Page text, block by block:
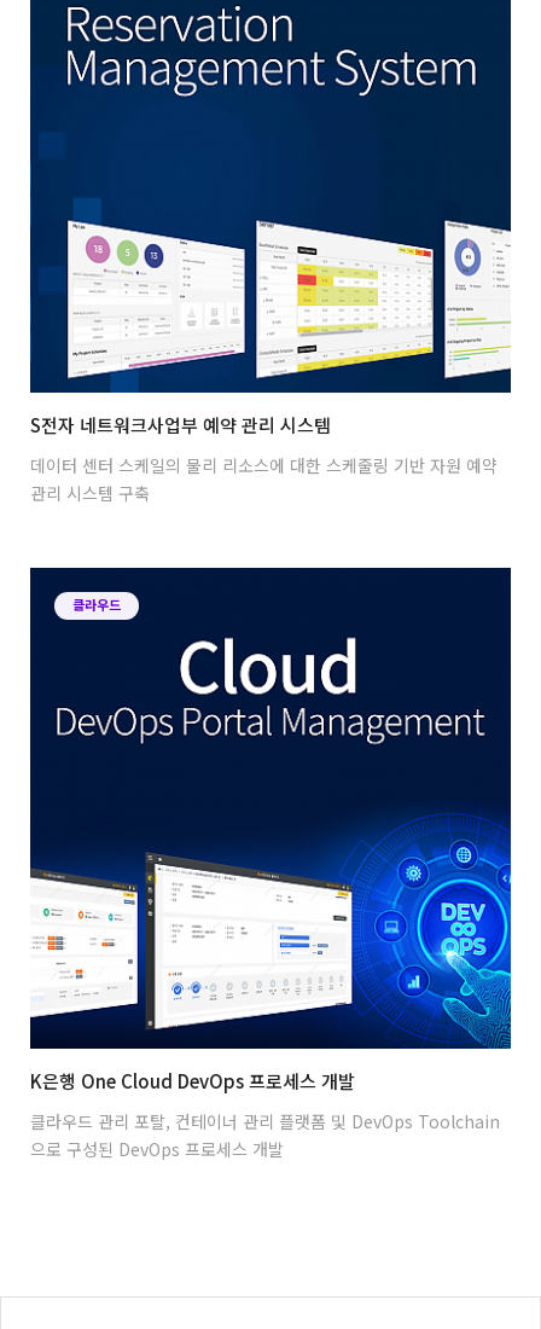
S전자 네트워크사업부 예약 관리 시스템
데이터 센터 스케일의 물리 리소스에 대한 스케줄링 기반 자원 예약
관리 시스템 구축
클라우드
K은행 One Cloud DevOps 프로세스 개발
클라우드 관리 포탈, 컨테이너 관리 플랫폼 및 DevOps Toolchain
으로 구성된 DevOps 프로세스 개발